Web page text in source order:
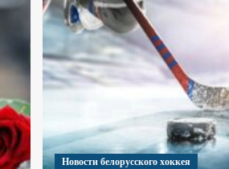
Новости белорусского хоккея